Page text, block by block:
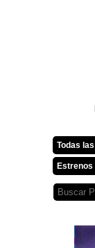
Todas
Estrenos